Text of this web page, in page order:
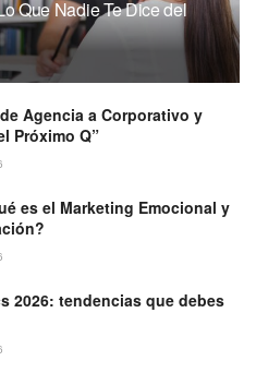
Que Nadie Te Dice del
Agencia a Corporativo y
Próximo Q”
es el Marketing Emocional y
2026: tendencias que debes